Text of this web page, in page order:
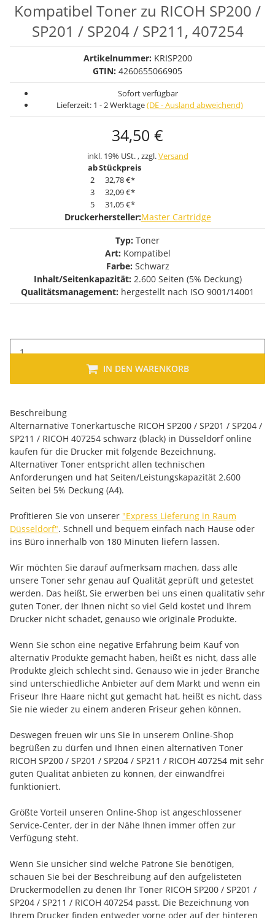
Kompatibel Toner zu RICOH SP200 /
SP201 / SP204 / SP211, 407254
Artikelnummer: KRISP200
GTIN: 4260655066905
Sofort verfügbar
Lieferzeit: 1 - 2 Werktage(DE - Ausland abweichend)
34,50 €
inkl. 19% USt. , zzgl.Versand
abStückpreis
2
32,78 €*
3
32,09 €*
5
31,05 €*
Druckerhersteller:Master Cartridge
Typ: Toner
Art: Kompatibel
Farbe: Schwarz
Inhalt/Seitenkapazität: 2.600 Seiten (5% Deckung)
Qualitätsmanagement: hergestellt nach ISO 9001/14001
IN DEN WARENKORB
Beschreibung
Alternarnative Tonerkartusche RICOH SP200 / SP201 / SP204 /
SP211 / RICOH 407254 schwarz (black) in Düsseldorf online
kaufen für die Drucker mit folgende Bezeichnung.
Alternativer Toner entspricht allen technischen
Anforderungen und hat Seiten/Leistungskapazität 2.600
Seiten bei 5% Deckung (A4).
Profitieren Sie von unserer "Express Lieferung in Raum
Düsseldorf". Schnell und bequem einfach nach Hause oder
ins Büro innerhalb von 180 Minuten liefern lassen.
Wir möchten Sie darauf aufmerksam machen, dass alle
unsere Toner sehr genau auf Qualität geprüft und getestet
werden. Das heißt, Sie erwerben bei uns einen qualitativ sehr
guten Toner, der Ihnen nicht so viel Geld kostet und Ihrem
Drucker nicht schadet, genauso wie originale Produkte.
Wenn Sie schon eine negative Erfahrung beim Kauf von
alternativ Produkte gemacht haben, heißt es nicht, dass alle
Produkte gleich schlecht sind. Genauso wie in jeder Branche
sind unterschiedliche Anbieter auf dem Markt und wenn ein
Friseur Ihre Haare nicht gut gemacht hat, heißt es nicht, dass
Sie nie wieder zu einem anderen Friseur gehen können.
Deswegen freuen wir uns Sie in unserem Online-Shop
begrüßen zu dürfen und Ihnen einen alternativen Toner
RICOH SP200 / SP201 / SP204 / SP211 / RICOH 407254 mit sehr
guten Qualität anbieten zu können, der einwandfrei
funktioniert.
Größte Vorteil unseren Online-Shop ist angeschlossener
Service-Center, der in der Nähe Ihnen immer offen zur
Verfügung steht.
Wenn Sie unsicher sind welche Patrone Sie benötigen,
schauen Sie bei der Beschreibung auf den aufgelisteten
Druckermodellen zu denen Ihr Toner RICOH SP200 / SP201 /
SP204 / SP211 / RICOH 407254 passt. Die Bezeichnung von
Ihrem Drucker finden entweder vorne oder auf der hinteren